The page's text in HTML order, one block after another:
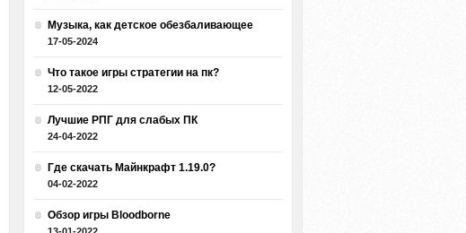
Музыка, как детское обезбаливающее
17-05-2024
Что такое игры стратегии на пк?
12-05-2022
Лучшие РПГ для слабых ПК
24-04-2022
Где скачать Майнкрафт 1.19.0?
04-02-2022
Обзор игры Bloodborne